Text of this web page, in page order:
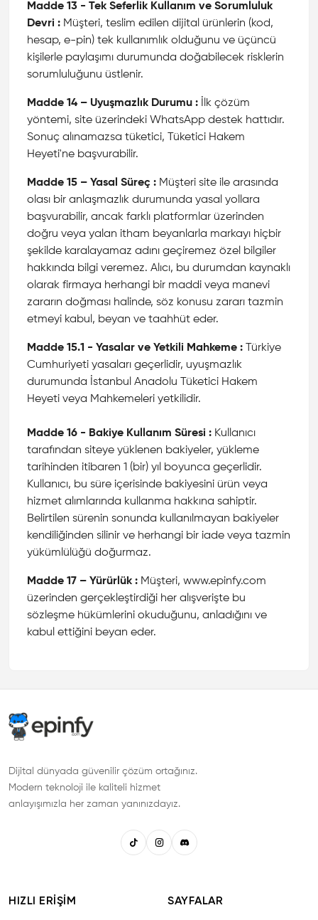
Madde 13 - Tek Seferlik Kullanım ve Sorumluluk
Devri : Müşteri, teslim edilen dijital ürünlerin (kod,
hesap, e-pin) tek kullanımlık olduğunu ve üçüncü
kişilerle paylaşımı durumunda doğabilecek risklerin
sorumluluğunu üstlenir.
Madde 14 – Uyuşmazlık Durumu : İlk çözüm
yöntemi, site üzerindeki WhatsApp destek hattıdır.
Sonuç alınamazsa tüketici, Tüketici Hakem
Heyeti'ne başvurabilir.
Madde 15 – Yasal Süreç : Müşteri site ile arasında
olası bir anlaşmazlık durumunda yasal yollara
başvurabilir, ancak farklı platformlar üzerinden
doğru veya yalan itham beyanlarla markayı hiçbir
şekilde karalayamaz adını geçiremez özel bilgiler
hakkında bilgi veremez. Alıcı, bu durumdan kaynaklı
olarak firmaya herhangi bir maddi veya manevi
zararın doğması halinde, söz konusu zararı tazmin
etmeyi kabul, beyan ve taahhüt eder.
Madde 15.1 - Yasalar ve Yetkili Mahkeme : Türkiye
Cumhuriyeti yasaları geçerlidir, uyuşmazlık
durumunda İstanbul Anadolu Tüketici Hakem
Heyeti veya Mahkemeleri yetkilidir.
Madde 16 - Bakiye Kullanım Süresi : Kullanıcı
tarafından siteye yüklenen bakiyeler, yükleme
tarihinden itibaren 1 (bir) yıl boyunca geçerlidir.
Kullanıcı, bu süre içerisinde bakiyesini ürün veya
hizmet alımlarında kullanma hakkına sahiptir.
Belirtilen sürenin sonunda kullanılmayan bakiyeler
kendiliğinden silinir ve herhangi bir iade veya tazmin
yükümlülüğü doğurmaz.
Madde 17 – Yürürlük : Müşteri, www.epinfy.com
üzerinden gerçekleştirdiği her alışverişte bu
sözleşme hükümlerini okuduğunu, anladığını ve
kabul ettiğini beyan eder.
Dijital dünyada güvenilir çözüm ortağınız.
Modern teknoloji ile kaliteli hizmet
anlayışımızla her zaman yanınızdayız.
HIZLI ERIŞIM SAYFALAR